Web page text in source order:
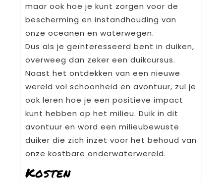
maar ook hoe je kunt zorgen voor de
bescherming en instandhouding van
onze oceanen en waterwegen.
Dus als je geïnteresseerd bent in duiken,
overweeg dan zeker een duikcursus.
Naast het ontdekken van een nieuwe
wereld vol schoonheid en avontuur, zul je
ook leren hoe je een positieve impact
kunt hebben op het milieu. Duik in dit
avontuur en word een milieubewuste
duiker die zich inzet voor het behoud van
onze kostbare onderwaterwereld.
Kosten